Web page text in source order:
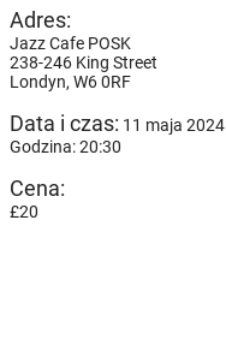
Adres:
Jazz Cafe POSK
238-246 King Street
Londyn, W6 0RF
Data i czas: 11 maja 2024
Godzina: 20:30
Cena:
£20